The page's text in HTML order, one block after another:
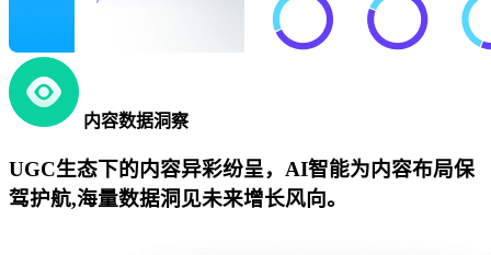
内容数据洞察
UGC生态下的内容异彩纷呈，AI智能为内容布局保
驾护航,海量数据洞见未来增长风向。